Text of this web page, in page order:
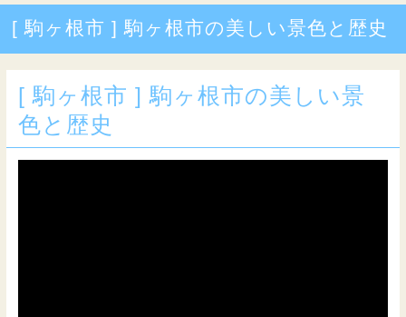
[ 駒ヶ根市 ] 駒ヶ根市の美しい景色と歴史
[ 駒ヶ根市 ] 駒ヶ根市の美しい景
色と歴史